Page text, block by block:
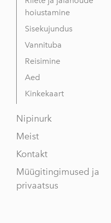
hoiustamine
Sisekujundus
Vannituba
Reisimine
Aed
Kinkekaart
Nipinurk
Meist
Kontakt
Müügitingimused ja
privaatsus